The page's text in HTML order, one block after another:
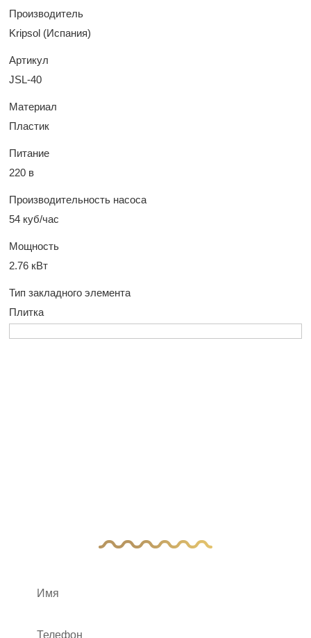
Производитель
Kripsol (Испания)
Артикул
JSL-40
Материал
Пластик
Питание
220 в
Производительность насоса
54 куб/час
Мощность
2.76 кВт
Тип закладного элемента
Плитка